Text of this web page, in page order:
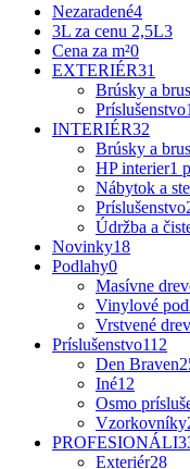
Nezaradené4
3L za cenu 2,5L3
Cena za m²0
EXTERIÉR31
Brúsky a
Príslušenstvo
INTERIÉR32
Brúsky a
HP interier1
Nábytok a
Príslušenstvo
Údržba a
Novinky18
Podlahy0
Masívne
Vinylové
Vrstvené
Príslušenstvo112
Den Braven
Iné12
Osmo
Vzorkovníky
PROFESIONÁLI
Exteriér28